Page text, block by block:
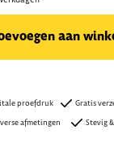
aan
proefdruk
afmetingen
Gratis
Stevig